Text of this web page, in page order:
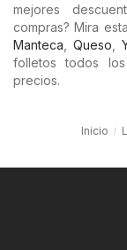
mejores
compras? Mira
Manteca
Queso
folletos todos
precios.
Inicio